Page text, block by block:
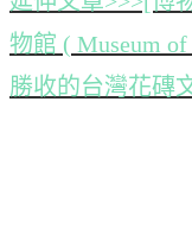
物館 ( Museum
勝收的台灣花磚